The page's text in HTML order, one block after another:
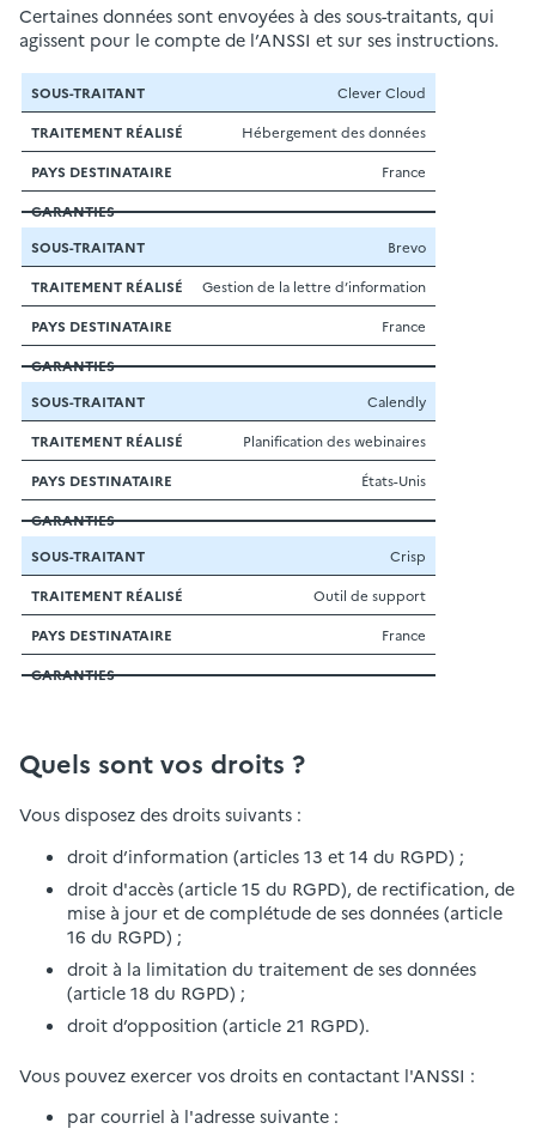
Certaines données sont envoyées à des sous-traitants, qui
agissent pour le compte de l’ANSSI et sur ses instructions.
Sous-
traitant
Traitement
réalisé
destinataire
Garanties
Clever Cloud
Hébergement des données
France
Brevo
Gestion de la lettre d’information
France
Calendly
Planification des webinaires
États-Unis
Crisp
Outil de support
France
Quels sont vos droits ?
Vous disposez des droits suivants :
droit d’information (articles 13 et 14 du RGPD) ;
droit d'accès (article 15 du RGPD), de rectification, de
mise à jour et de complétude de ses données (article
16 du RGPD) ;
droit à la limitation du traitement de ses données
(article 18 du RGPD) ;
droit d’opposition (article 21 RGPD).
Vous pouvez exercer vos droits en contactant l'ANSSI :
par courriel à l'adresse suivante :